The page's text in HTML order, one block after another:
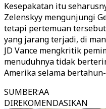
Kesepakatan itu
Zelenskyy mengunjungi
tetapi pertemuan
yang jarang terjadi, di
JD Vance mengkritik
menuduhnya tidak
Amerika selama
SUMBER:AA
DIREKOMENDASIKAN